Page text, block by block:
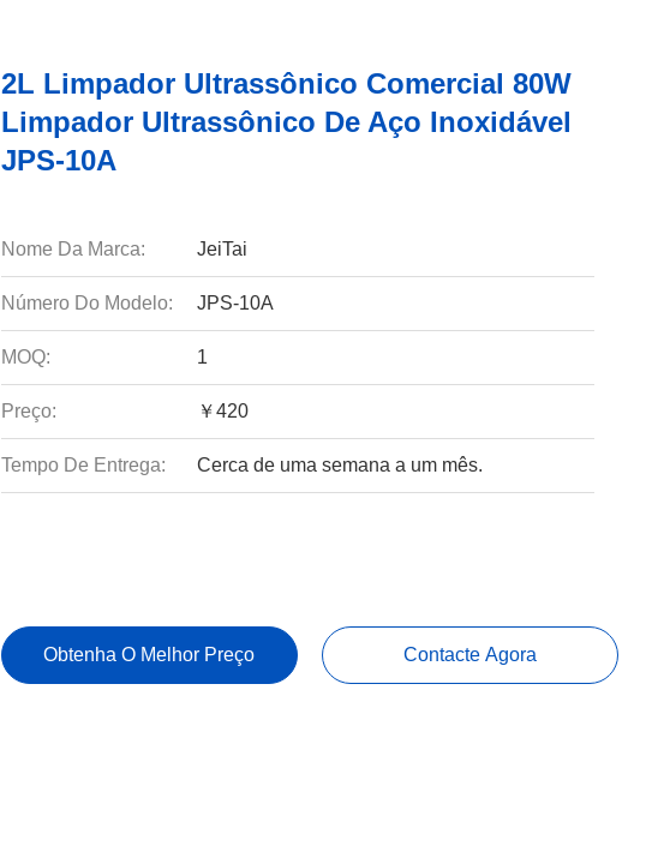
2L Limpador Ultrassônico Comercial 80W
Limpador Ultrassônico De Aço Inoxidável
JPS-10A
Nome Da Marca: JeiTai
Número Do Modelo: JPS-10A
MOQ: 1
Preço: ￥420
Tempo De Entrega: Cerca de uma semana a um mês.
Obtenha O Melhor Preço Contacte Agora